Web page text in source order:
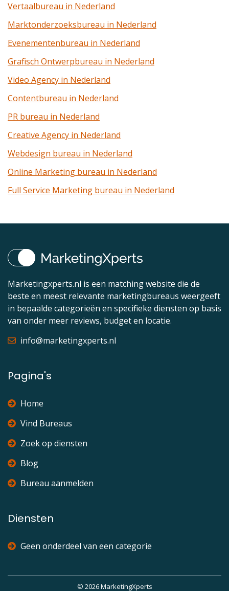
Vertaalbureau in Nederland
Marktonderzoeksbureau in Nederland
Evenementenbureau in Nederland
Grafisch Ontwerpbureau in Nederland
Video Agency in Nederland
Contentbureau in Nederland
PR bureau in Nederland
Creative Agency in Nederland
Webdesign bureau in Nederland
Online Marketing bureau in Nederland
Full Service Marketing bureau in Nederland
Marketingxperts.nl is een matching website die de
beste en meest relevante marketingbureaus weergeeft
in bepaalde categorieën en specifieke diensten op basis
van onder meer reviews, budget en locatie.
info@marketingxperts.nl
Pagina's
Home
Vind Bureaus
Zoek op diensten
Blog
Bureau aanmelden
Diensten
Geen onderdeel van een categorie
© 2026 MarketingXperts